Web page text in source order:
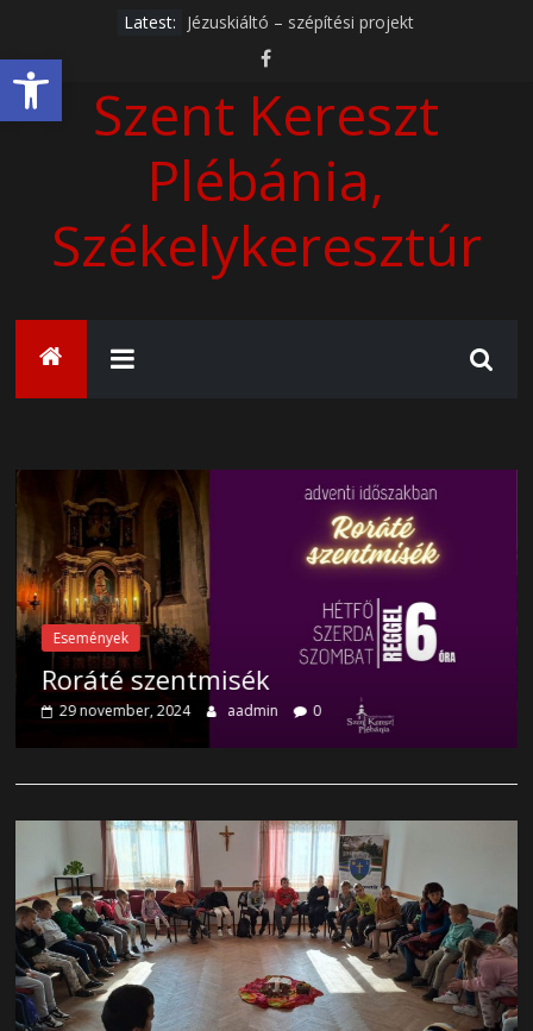
Eszköztár megnyitása
content
Latest: Jézuskiáltó – szépítési projekt
Adventi gyertyagyújtás
Roráté szentmisék
Bibliatábor
Szent Kereszt
Plébánia,
Székelykeresztúr
Események
Roráté szentmisék
29 november, 2024 aadmin 0